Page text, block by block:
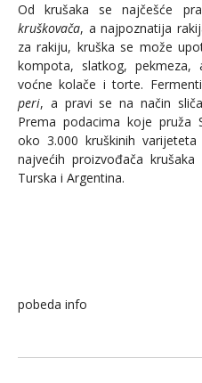
Od krušaka se najčešće
kruškovača, a najpoznatija
za rakiju, kruška se može
kompota, slatkog,
voćne kolače i torte.
peri, a pravi se na način
Prema podacima koje pruža
oko 3.000 kruškinih
najvećih proizvođača
Turska i Argentina.
pobeda info